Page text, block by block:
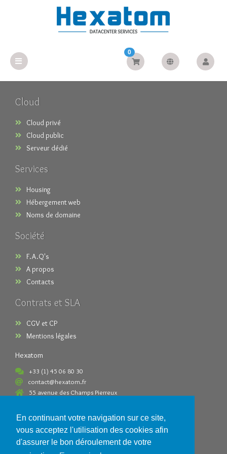
En continuant votre navigation sur ce site,
vous acceptez l'utilisation des cookies afin
d'assurer le bon déroulement de votre
0
Cloud
Cloud privé
Cloud public
Serveur dédié
Services
Housing
Hébergement web
Noms de domaine
Société
F.A.Q's
A propos
Contacts
Contrats et SLA
CGV et CP
Mentions légales
Hexatom
+33 (1) 45 06 80 30
contact@hexatom.fr
55 avenue des Champs Pierreux
Paiements acceptés